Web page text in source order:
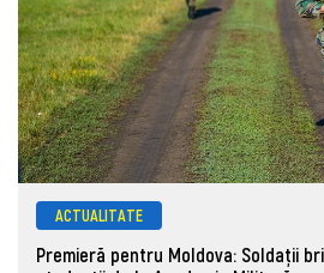
ACTUALITATE
Premieră pentru Moldova: Soldații